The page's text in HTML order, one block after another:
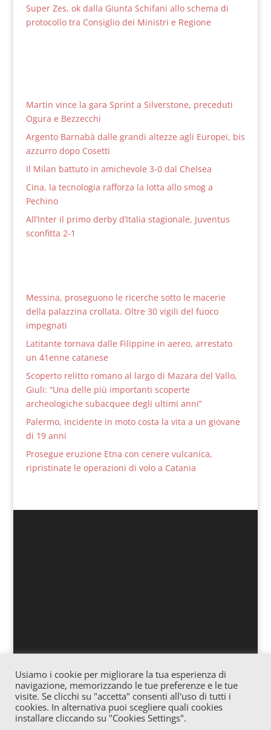
Super Zes, ok dalla Giunta Schifani allo schema di
protocollo tra Consiglio dei Ministri e Regione
Martin vince la gara Sprint a Silverstone, preceduti
Ogura e Bezzecchi
Argento Barnabà dalle grandi altezze agli Europei, bis
azzurro dopo Cosetti
Il Milan battuto in amichevole 3-0 dal Chelsea
Cina, la tecnologia rafforza la lotta allo smog a
Pechino
All’Inter il primo derby d’Italia stagionale, Juventus
sconfitta 2-1
Messina, proseguono le ricerche sotto le macerie
della palazzina crollata. Oltre 30 vigili del fuoco
impegnati
Latitante tornava dalle Filippine in aereo, arrestato
un 41enne catanese
Scoperto relitto romano al largo di Mazara del Vallo,
Giuli: “Una delle più importanti scoperte
archeologiche subacquee degli ultimi anni”
Palermo, incidente in moto costa la vita a un giovane
di 19 anni
Prosegue eruzione Etna con cenere vulcanica,
ripristinate le operazioni di volo a Catania
Associazione culturale “Officina” – Via Vitale 25
Gagliano – Cod. fiscale: 91057620865 – Iscrizione
Registro Stampa c/o Tribunale di Enna n° 02/2016
Direttore Responsabile: Josè Trovato – E-mail:
Usiamo i cookie per migliorare la tua esperienza di
navigazione, memorizzando le tue preferenze e le tue
visite. Se clicchi su "accetta" consenti all'uso di tutti i
cookies. In alternativa puoi scegliere quali cookies
installare cliccando su "Cookies Settings".